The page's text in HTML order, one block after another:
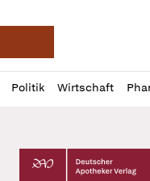
Deutsche
Politik Wirtschaft
Profil
öffnen
Daz
Pur
Deutscher Apotheker